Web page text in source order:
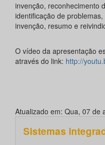
invenção, reconhecimento
identificação de
invenção, resumo e
O vídeo da apresentação
através do link: http://
Atualizado em: Qua, 07 de
Sistemas